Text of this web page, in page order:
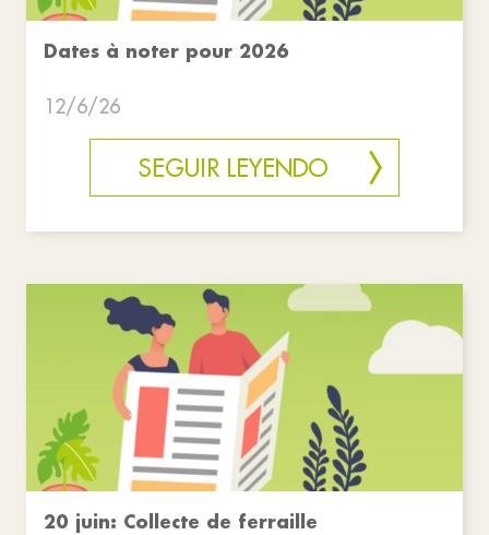
Dates à noter pour 2026
12/6/26
SEGUIR LEYENDO
20 juin: Collecte de ferraille